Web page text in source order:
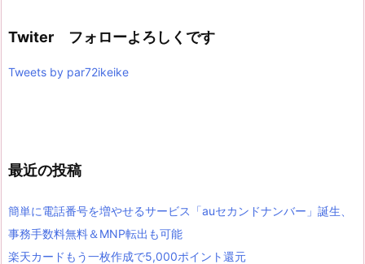
Twiter フォローよろしくです
Tweets by par72ikeike
最近の投稿
簡単に電話番号を増やせるサービス「auセカンドナンバー」誕生、
事務手数料無料＆MNP転出も可能
楽天カードもう一枚作成で5,000ポイント還元